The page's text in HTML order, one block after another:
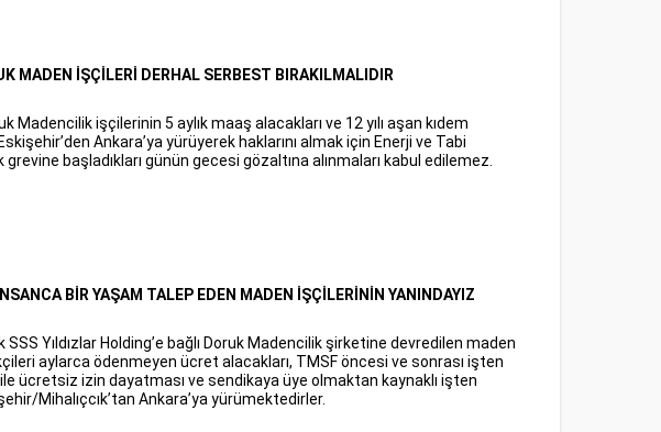
MADEN İŞÇİLERİ DERHAL SERBEST BIRAKILMALIDIR
Madencilik işçilerinin 5 aylık maaş alacakları ve 12 yılı aşan kıdem
Ankara’ya yürüyerek haklarını almak için Enerji ve Tabi
grevine başladıkları günün gecesi gözaltına alınmaları kabul edilemez.
BİR YAŞAM TALEP EDEN MADEN İŞÇİLERİNİN YANINDAYIZ
Yıldızlar Holding’e bağlı Doruk Madencilik şirketine devredilen maden
aylarca ödenmeyen ücret alacakları, TMSF öncesi ve sonrası işten
ücretsiz izin dayatması ve sendikaya üye olmaktan kaynaklı işten
Mihalıçcık’tan Ankara’ya yürümektedirler.